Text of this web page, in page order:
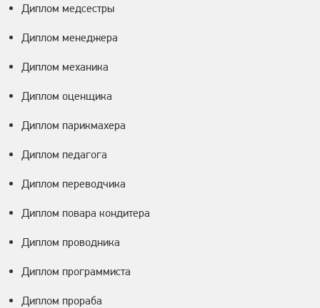
Диплом медсестры
Диплом менеджера
Диплом механика
Диплом оценщика
Диплом парикмахера
Диплом педагога
Диплом переводчика
Диплом повара кондитера
Диплом проводника
Диплом программиста
Диплом прораба